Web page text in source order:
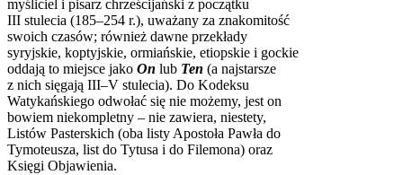
myśliciel i pisarz chrześcijański z początku
III stulecia (185–254 r.), uważany za znakomitość
swoich czasów; również dawne przekłady
syryjskie, koptyjskie, ormiańskie, etiopskie i gockie
oddają to miejsce jako On lub Ten (a najstarsze
z nich sięgają III–V stulecia). Do Kodeksu
Watykańskiego odwołać się nie możemy, jest on
bowiem niekompletny – nie zawiera, niestety,
Listów Pasterskich (oba listy Apostoła Pawła do
Tymoteusza, list do Tytusa i do Filemona) oraz
Księgi Objawienia.